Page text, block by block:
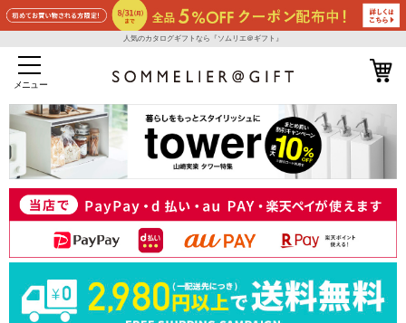
人気のカタログギフトなら『ソムリエ＠ギフト』
メニュー